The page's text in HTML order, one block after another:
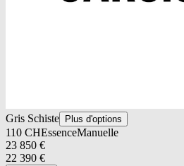
Gris Schiste Plus d'options
110 CHEssenceManuelle
23 850 €
22 390 €